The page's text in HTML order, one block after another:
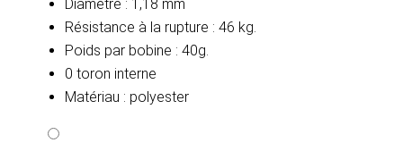
Diamètre : 1,18 mm
Résistance à la rupture : 46 kg.
Poids par bobine : 40g.
0 toron interne
Matériau : polyester